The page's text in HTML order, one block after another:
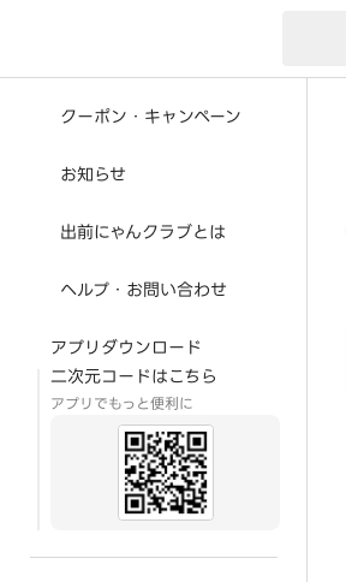
クーポン・キャンペーン
お知らせ
出前にゃんクラブとは
ヘルプ・お問い合わせ
アプリダウンロード
二次元コードはこちら
アプリでもっと便利に